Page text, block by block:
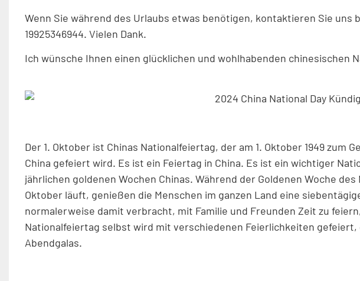
Wenn Sie während des Urlaubs etwas benötigen, kontaktieren Sie uns
19925346944. Vielen Dank.
Ich wünsche Ihnen einen glücklichen und wohlhabenden chinesischen
Der 1. Oktober ist Chinas Nationalfeiertag, der am 1. Oktober 1949 zum
China gefeiert wird. Es ist ein Feiertag in China. Es ist ein wichtiger
jährlichen goldenen Wochen Chinas. Während der Goldenen Woche
Oktober läuft, genießen die Menschen im ganzen Land eine
normalerweise damit verbracht, mit Familie und Freunden Zeit zu
Nationalfeiertag selbst wird mit verschiedenen Feierlichkeiten
Abendgalas.